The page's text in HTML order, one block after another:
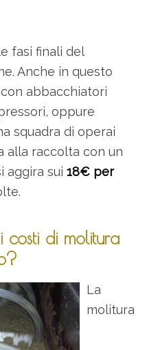
fasi finali del
Anche in questo
abbacchiatori
oppure
squadra di operai
alla raccolta con un
aggira sui 18€ per
di molitura
La
molitura